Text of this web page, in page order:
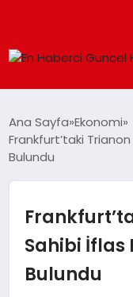
SPOR
MAGAZIN
Ana Sayfa Ekonomi
Frankfurt’taki
Bulundu
Sahibi İflas
Bulundu